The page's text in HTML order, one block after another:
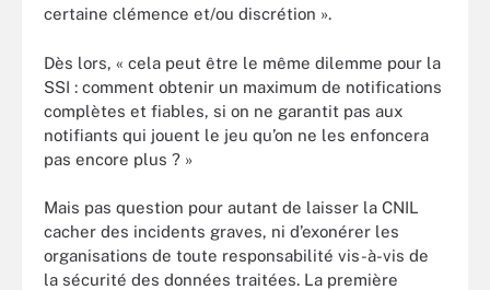
certaine clémence et/ou discrétion ».
Dès lors, « cela peut être le même dilemme pour la
SSI : comment obtenir un maximum de notifications
complètes et fiables, si on ne garantit pas aux
notifiants qui jouent le jeu qu’on ne les enfoncera
pas encore plus ? »
Mais pas question pour autant de laisser la CNIL
cacher des incidents graves, ni d’exonérer les
organisations de toute responsabilité vis-à-vis de
la sécurité des données traitées. La première